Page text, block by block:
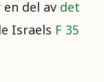
del av det
Israels F 35